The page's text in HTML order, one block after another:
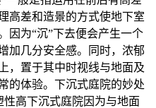
高差和造景的方式使地下室
因为“沉”下去便会产生一个
加几分安全感。同时，浓郁
，置于其中时视线与地面及
的体验。下沉式庭院的妙处
高下沉式庭院因为与地面